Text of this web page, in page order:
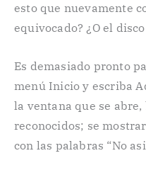
esto que nuevamente
equivocado? ¿O el
Es demasiado pronto
menú Inicio y escriba
la ventana que se
reconocidos; se
con las palabras “No